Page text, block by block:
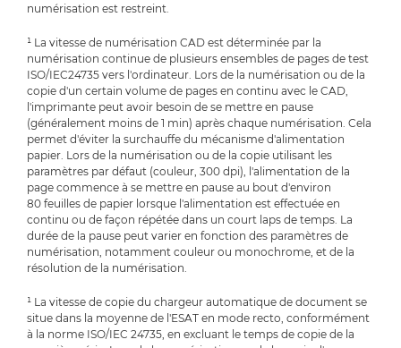
numérisation est restreint.
¹ La vitesse de numérisation CAD est déterminée par la
numérisation continue de plusieurs ensembles de pages de test
ISO/IEC24735 vers l'ordinateur. Lors de la numérisation ou de la
copie d'un certain volume de pages en continu avec le CAD,
l'imprimante peut avoir besoin de se mettre en pause
(généralement moins de 1 min) après chaque numérisation. Cela
permet d'éviter la surchauffe du mécanisme d'alimentation
papier. Lors de la numérisation ou de la copie utilisant les
paramètres par défaut (couleur, 300 dpi), l'alimentation de la
page commence à se mettre en pause au bout d'environ
80 feuilles de papier lorsque l'alimentation est effectuée en
continu ou de façon répétée dans un court laps de temps. La
durée de la pause peut varier en fonction des paramètres de
numérisation, notamment couleur ou monochrome, et de la
résolution de la numérisation.
¹ La vitesse de copie du chargeur automatique de document se
situe dans la moyenne de l'ESAT en mode recto, conformément
à la norme ISO/IEC 24735, en excluant le temps de copie de la